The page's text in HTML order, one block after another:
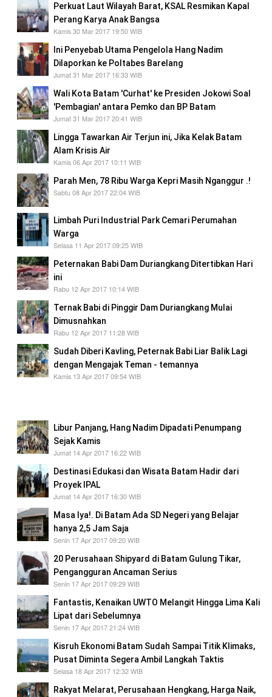
Perkuat Laut Wilayah Barat, KSAL Resmikan Kapal
Perang Karya Anak Bangsa
Kamis 30 Mar 2017 19:50 WIB
Ini Penyebab Utama Pengelola Hang Nadim
Dilaporkan ke Poltabes Barelang
Jumat 31 Mar 2017 16:33 WIB
Wali Kota Batam 'Curhat' ke Presiden Jokowi Soal
'Pembagian' antara Pemko dan BP Batam
Jumat 31 Mar 2017 20:41 WIB
Lingga Tawarkan Air Terjun ini, Jika Kelak Batam
Alam Krisis Air
Kamis 06 Apr 2017 10:11 WIB
Parah Men, 78 Ribu Warga Kepri Masih Nganggur .!
Sabtu 08 Apr 2017 22:04 WIB
Limbah Puri Industrial Park Cemari Perumahan
Warga
Selasa 11 Apr 2017 09:25 WIB
Peternakan Babi Dam Duriangkang Ditertibkan Hari
ini
Rabu 12 Apr 2017 10:14 WIB
Ternak Babi di Pinggir Dam Duriangkang Mulai
Dimusnahkan
Rabu 12 Apr 2017 11:28 WIB
Sudah Diberi Kavling, Peternak Babi Liar Balik Lagi
dengan Mengajak Teman - temannya
Kamis 13 Apr 2017 09:54 WIB
Libur Panjang, Hang Nadim Dipadati Penumpang
Sejak Kamis
Jumat 14 Apr 2017 16:22 WIB
Destinasi Edukasi dan Wisata Batam Hadir dari
Proyek IPAL
Jumat 14 Apr 2017 16:30 WIB
Masa Iya!. Di Batam Ada SD Negeri yang Belajar
hanya 2,5 Jam Saja
Senin 17 Apr 2017 09:20 WIB
20 Perusahaan Shipyard di Batam Gulung Tikar,
Pengangguran Ancaman Serius
Senin 17 Apr 2017 09:29 WIB
Fantastis, Kenaikan UWTO Melangit Hingga Lima Kali
Lipat dari Sebelumnya
Senin 17 Apr 2017 21:24 WIB
Kisruh Ekonomi Batam Sudah Sampai Titik Klimaks,
Pusat Diminta Segera Ambil Langkah Taktis
Selasa 18 Apr 2017 12:32 WIB
Rakyat Melarat, Perusahaan Hengkang, Harga Naik,